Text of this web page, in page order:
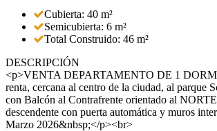
Cubierta: 40 m²
Semicubierta: 6 m²
Total Construido: 46 m²
DESCRIPCIÓN
<p>VENTA DEPARTAMENTO DE 1
renta, cercana al centro de la ciudad, al
con Balcón al Contrafrente orientado al
descendente con puerta automática y muros
Marzo 2026&nbsp;</p><br>